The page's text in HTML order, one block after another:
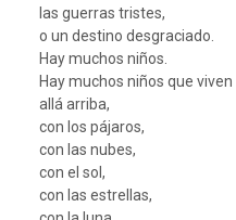
las guerras tristes,
o un destino desgraciado.
Hay muchos niños.
Hay muchos niños que viven
allá arriba,
con los pájaros,
con las nubes,
con el sol,
con las estrellas,